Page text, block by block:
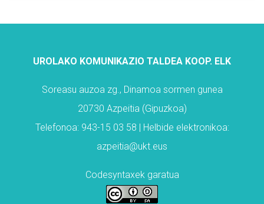
UROLAKO KOMUNIKAZIO TALDEA KOOP. ELK
Soreasu auzoa zg., Dinamoa sormen gunea
20730 Azpeitia (Gipuzkoa)
Telefonoa: 943-15 03 58 | Helbide elektronikoa:
azpeitia@ukt.eus
Codesyntaxek garatua